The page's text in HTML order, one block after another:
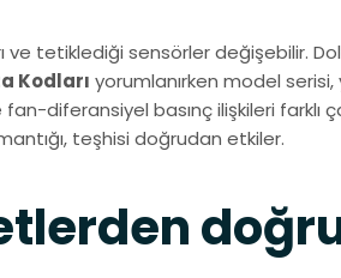
ve tetiklediği sensörler değişebilir.
Kodları yorumlanırken model serisi,
diferansiyel basınç ilişkileri farklı
teşhisi doğrudan etkiler.